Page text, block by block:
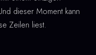
dieser Moment kann
Zeilen liest.